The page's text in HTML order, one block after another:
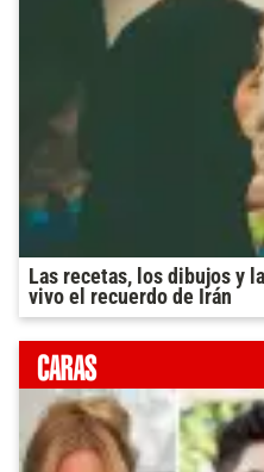
Las recetas, los dibujos y
vivo el recuerdo de Irán